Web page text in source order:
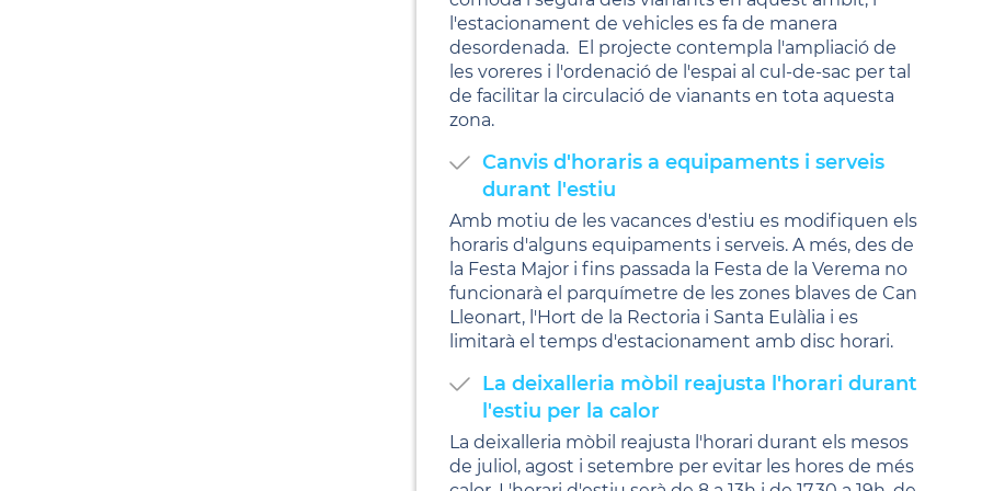
l'estacionament de vehicles es fa de manera
desordenada. El projecte contempla l'ampliació de
les voreres i l'ordenació de l'espai al cul-de-sac per tal
de facilitar la circulació de vianants en tota aquesta
zona.
Canvis d'horaris a equipaments i serveis
durant l'estiu
Amb motiu de les vacances d'estiu es modifiquen els
horaris d'alguns equipaments i serveis. A més, des de
la Festa Major i fins passada la Festa de la Verema no
funcionarà el parquímetre de les zones blaves de Can
Lleonart, l'Hort de la Rectoria i Santa Eulàlia i es
limitarà el temps d'estacionament amb disc horari.
La deixalleria mòbil reajusta l'horari durant
l'estiu per la calor
La deixalleria mòbil reajusta l'horari durant els mesos
de juliol, agost i setembre per evitar les hores de més